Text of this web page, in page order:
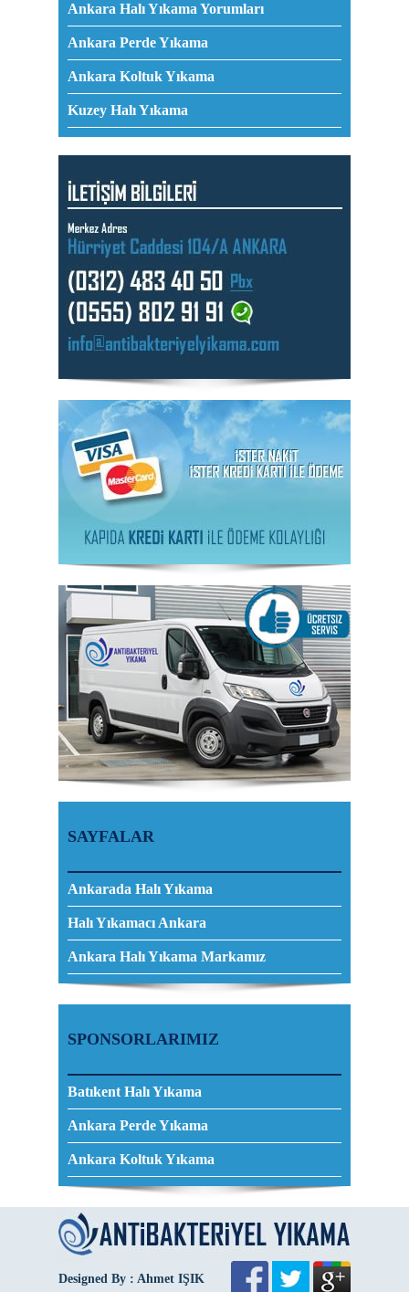
Ankara Halı Yıkama Yorumları
Ankara Perde Yıkama
Ankara Koltuk Yıkama
Kuzey Halı Yıkama
SAYFALAR
Ankarada Halı Yıkama
Halı Yıkamacı Ankara
Ankara Halı Yıkama Markamız
SPONSORLARIMIZ
Batıkent Halı Yıkama
Ankara Perde Yıkama
Ankara Koltuk Yıkama
Designed By : Ahmet IŞIK